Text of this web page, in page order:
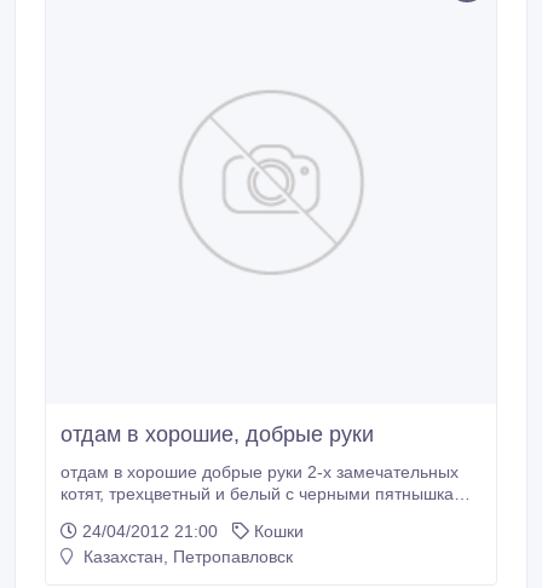
отдам в хорошие, добрые руки
отдам в хорошие добрые руки 2-х замечательных
котят, трехцветный и белый с черными пятнышками,
24/04/2012 21:00
Кошки
Казахстан, Петропавловск